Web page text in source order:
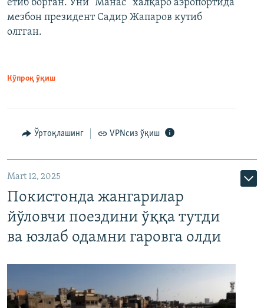
етиб борган. Уни “Манас” халқаро аэропортида
мезбон президент Садир Жапаров кутиб
олгган.
Кўпроқ ўқиш
Ўртоқлашинг VPNсиз ўқиш
Mart 12, 2025
Покистонда жангарилар
йўловчи поездини ўққа тутди
ва юзлаб одамни гаровга олди